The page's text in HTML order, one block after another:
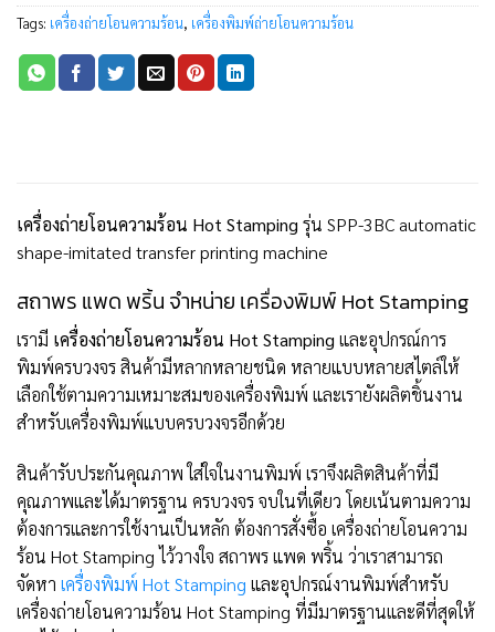
Tags: เครื่องถ่ายโอนความร้อน, เครื่องพิมพ์ถ่ายโอนความร้อน
เครื่องถ่ายโอนความร้อน Hot Stamping รุ่น SPP-3BC automatic
shape-imitated transfer printing machine
สถาพร แพด พริ้น จำหน่าย เครื่องพิมพ์ Hot Stamping
เรามี เครื่องถ่ายโอนความร้อน Hot Stamping และอุปกรณ์การ
พิมพ์ครบวงจร สินค้ามีหลากหลายชนิด หลายแบบหลายสไตล์ให้
เลือกใช้ตามความเหมาะสมของเครื่องพิมพ์ และเรายังผลิตชิ้นงาน
สำหรับเครื่องพิมพ์แบบครบวงจรอีกด้วย
สินค้ารับประกันคุณภาพ ใส่ใจในงานพิมพ์ เราจึงผลิตสินค้าที่มี
คุณภาพและได้มาตรฐาน ครบวงจร จบในที่เดียว โดยเน้นตามความ
ต้องการและการใช้งานเป็นหลัก ต้องการสั่งซื้อ เครื่องถ่ายโอนความ
ร้อน Hot Stamping ไว้วางใจ สถาพร แพด พริ้น ว่าเราสามารถ
จัดหา เครื่องพิมพ์ Hot Stamping และอุปกรณ์งานพิมพ์สำหรับ
เครื่องถ่ายโอนความร้อน Hot Stamping ที่มีมาตรฐานและดีที่สุดให้